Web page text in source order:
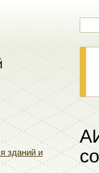
зданий и